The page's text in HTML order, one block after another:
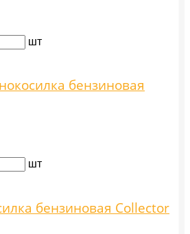
шт
бензиновая
шт
бензиновая Collector